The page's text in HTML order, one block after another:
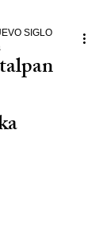
SIGLO